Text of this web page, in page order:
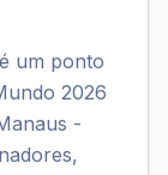
um ponto
2026
-